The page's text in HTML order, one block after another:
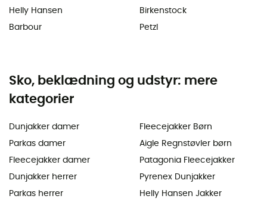
Helly Hansen
Barbour
Birkenstock
Petzl
Sko, beklædning og udstyr: mere
kategorier
Dunjakker damer
Parkas damer
Fleecejakker damer
Dunjakker herrer
Parkas herrer
Fleecejakker Børn
Aigle Regnstøvler børn
Patagonia Fleecejakker
Pyrenex Dunjakker
Helly Hansen Jakker